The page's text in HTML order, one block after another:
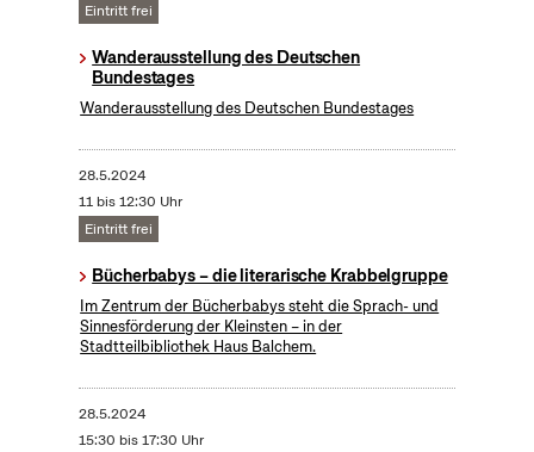
Eintritt frei
Wanderausstellung des Deutschen
Bundestages
Wanderausstellung des Deutschen Bundestages
28.5.2024
11 bis 12:30 Uhr
Eintritt frei
Bücherbabys – die literarische Krabbelgruppe
Im Zentrum der Bücherbabys steht die Sprach- und
Sinnesförderung der Kleinsten – in der
Stadtteilbibliothek Haus Balchem.
28.5.2024
15:30 bis 17:30 Uhr